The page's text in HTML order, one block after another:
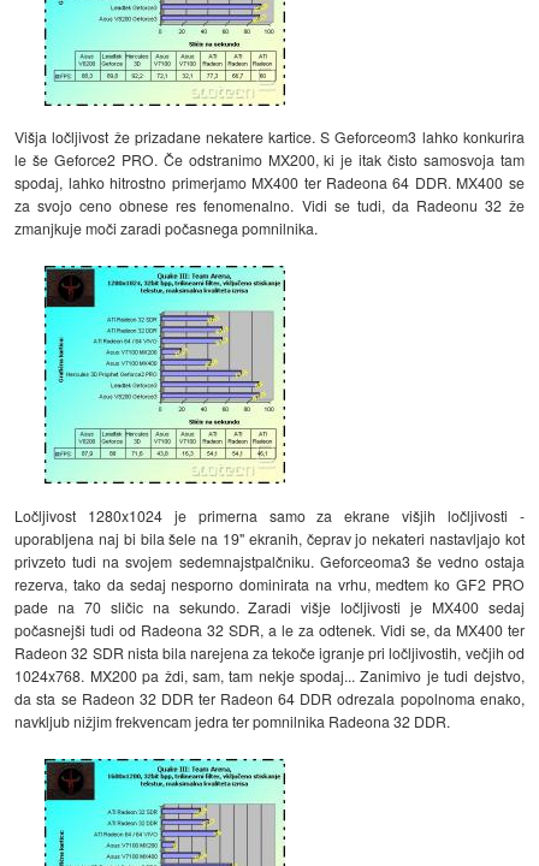
Višja ločljivost že prizadane nekatere kartice. S Geforceom3 lahko konkurira
le še Geforce2 PRO. Če odstranimo MX200, ki je itak čisto samosvoja tam
spodaj, lahko hitrostno primerjamo MX400 ter Radeona 64 DDR. MX400 se
za svojo ceno obnese res fenomenalno. Vidi se tudi, da Radeonu 32 že
zmanjkuje moči zaradi počasnega pomnilnika.
Ločljivost 1280x1024 je primerna samo za ekrane višjih ločljivosti -
uporabljena naj bi bila šele na 19" ekranih, čeprav jo nekateri nastavljajo kot
privzeto tudi na svojem sedemnajstpalčniku. Geforceoma3 še vedno ostaja
rezerva, tako da sedaj nesporno dominirata na vrhu, medtem ko GF2 PRO
pade na 70 sličic na sekundo. Zaradi višje ločljivosti je MX400 sedaj
počasnejši tudi od Radeona 32 SDR, a le za odtenek. Vidi se, da MX400 ter
Radeon 32 SDR nista bila narejena za tekoče igranje pri ločljivostih, večjih od
1024x768. MX200 pa ždi, sam, tam nekje spodaj... Zanimivo je tudi dejstvo,
da sta se Radeon 32 DDR ter Radeon 64 DDR odrezala popolnoma enako,
navkljub nižjim frekvencam jedra ter pomnilnika Radeona 32 DDR.